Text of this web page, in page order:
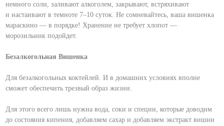
немного соли, заливают алкоголем, закрывают, встряхивают
и настаивают в темноте 7–10 суток. Не сомневайтесь, ваша вишенка
мараскино — в порядке! Хранение не требует хлопот —
морозильник подойдет.
Безалкогольная Вишенка
Для безалкогольных коктейлей. И в домашних условиях вполне
сможет обеспечить трезвый образ жизни.
Для этого всего лишь нужна вода, соки и специи, которые доводим
до состояния кипения, добавляем сахар и добавляем экстракт вишни